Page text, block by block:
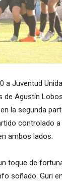
a Juventud
de Agustín
la segunda
controlado
ambos lados.
toque de
soñado. Guri